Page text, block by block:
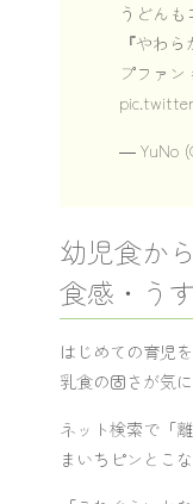
うどんも
『やわ
プファン
— YuNo
幼児食か
食感・う
はじめての育児
乳食の固さが気
ネット検索で「
まいちピンとこ